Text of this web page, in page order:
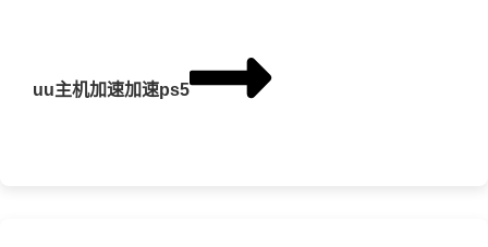
uu主机加速加速ps5